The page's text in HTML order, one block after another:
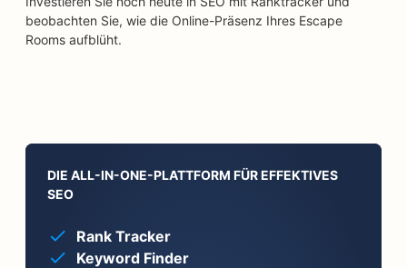
beobachten Sie, wie die Online-Präsenz Ihres Escape
Rooms aufblüht.
DIE ALL-IN-ONE-PLATTFORM FÜR EFFEKTIVES
SEO
Rank Tracker
Keyword Finder